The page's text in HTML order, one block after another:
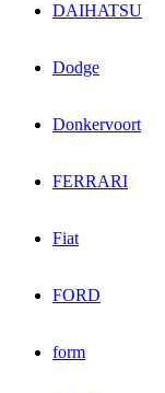
DAIHATSU
Dodge
Donkervoort
FERRARI
Fiat
FORD
form